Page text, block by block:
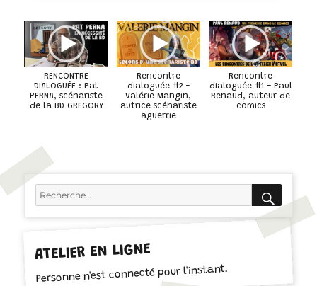
RENCONTRE
DIALOGUÉE : Pat
PERNA, scénariste
de la BD GREGORY
Rencontre
dialoguée #2 -
Valérie Mangin,
autrice scénariste
aguerrie
Rencontre
dialoguée #1 - Paul
Renaud, auteur de
comics
Recherche
pour :
ATELIER EN LIGNE
Personne n'est connecté pour l'instant.